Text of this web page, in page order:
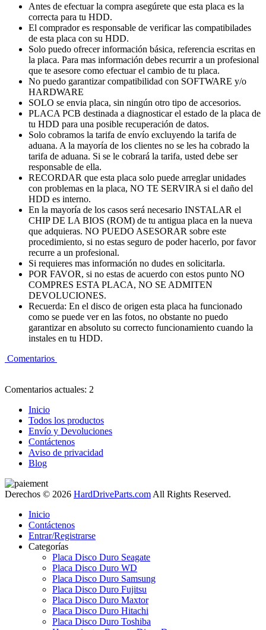
Antes de efectuar la compra asegúrete que esta placa es la
correcta para tu HDD.
El comprador es responsable de verificar las compatibilades
de esta placa con su HDD.
Solo puedo ofrecer información básica, referencia escritas en
la placa. Para mas información debes recurrir a un profesional
que te asesore como efectuar el cambio de tu placa.
No puedo garantizar compatibilidad con SOFTWARE y/o
HARDWARE
SOLO se envia placa, sin ningún otro tipo de accesorios.
PLACA PCB destinada a diagnosticar el estado de la placa de
tu HDD para una posible recuperación de datos.
Solo cobramos la tarifa de envío excluyendo la tarifa de
aduana. A la mayoría de los clientes no se les ha cobrado la
tarifa de aduana. Si se le cobrará la tarifa, usted debe ser
responsable de ella.
RECORDAR que esta placa solo puede arreglar unidades
con problemas en la placa, NO TE SERVIRA si el daño del
HDD es interno.
En la mayoría de los casos será necesario INSTALAR el
CHIP DE LA BIOS (ROM) de tu antigua placa en la nueva
que adquieras. NO PUEDO ASESORAR sobre este
procedimiento, si no estas seguro de poder hacerlo, por favor
recurre a un profesional.
Si requieres mas información no dudes en solicitarla.
POR FAVOR, si no estas de acuerdo con estos punto NO
COMPRES ESTA PLACA, NO SE ADMITEN
DEVOLUCIONES.
Recuerda: En el disco de origen esta placa ha funcionado
como se puede ver en las fotos, no obstante no puedo
garantizar en absoluto su correcto funcionamiento cuando la
instales en tu HDD.
Comentarios
Comentarios actuales: 2
Inicio
Todos los productos
Envío y Devoluciones
Contáctenos
Aviso de privacidad
Blog
Derechos © 2026 HardDriveParts.com All Rights Reserved.
Inicio
Contáctenos
Entrar/Registrarse
Categorías
Placa Disco Duro Seagate
Placa Disco Duro WD
Placa Disco Duro Samsung
Placa Disco Duro Fujitsu
Placa Disco Duro Maxtor
Placa Disco Duro Hitachi
Placa Disco Duro Toshiba